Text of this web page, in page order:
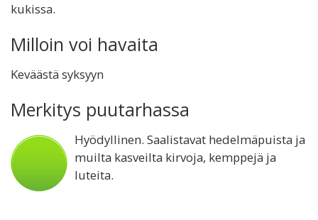
kukissa.
Milloin voi havaita
Keväästä syksyyn
Merkitys puutarhassa
Hyödyllinen. Saalistavat hedelmäpuista ja
muilta kasveilta kirvoja, kemppejä ja
luteita.